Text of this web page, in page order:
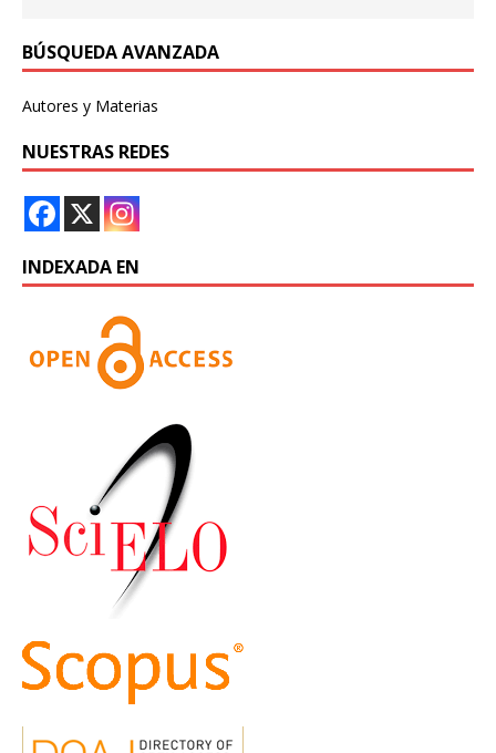
BÚSQUEDA AVANZADA
Autores y Materias
NUESTRAS REDES
INDEXADA EN